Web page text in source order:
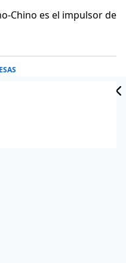
Chino es el impulsor de